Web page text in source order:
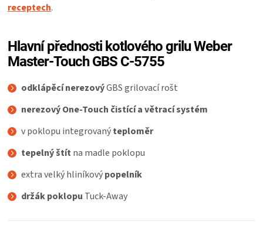
receptech.
Hlavní přednosti kotlového grilu Weber
Master-Touch GBS C-5755
odklápěcí nerezovýGBS grilovací rošt
nerezový One-Touch čistící a větrací systém
v poklopu integrovanýteploměr
tepelný štítna madle poklopu
extra velký hliníkovýpopelník
držák poklopu Tuck-Away